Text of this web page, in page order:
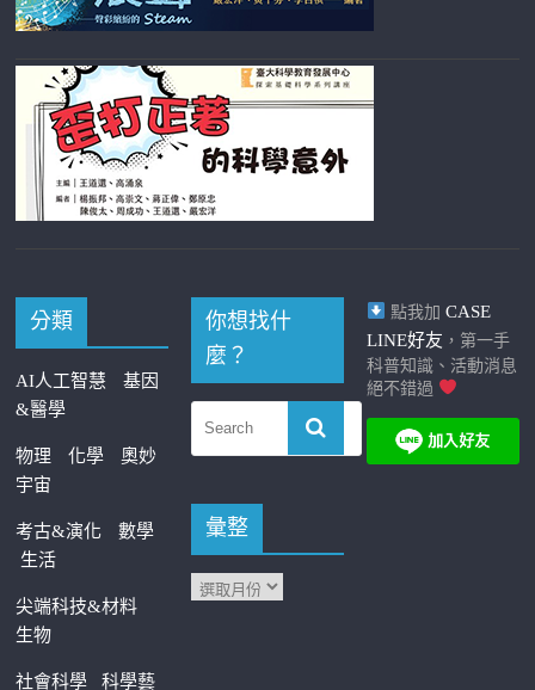
分類
AI人工智慧
基因
&醫學
物理 化學
奧妙
宇宙
考古&演化
數學
生活
尖端科技&材料
生物
社會科學科學藝
你想找什
麼？
彙整
點我加 CASE
LINE好友 ，第一手
科普知識、活動消息
絕不錯過